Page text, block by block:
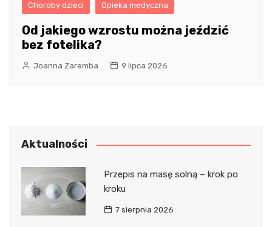
Choroby dzieci Opieka medyczna
Od jakiego wzrostu można jeździć
bez fotelika?
Joanna Zaremba 9 lipca 2026
Aktualności
Przepis na masę solną – krok po
kroku
7 sierpnia 2026